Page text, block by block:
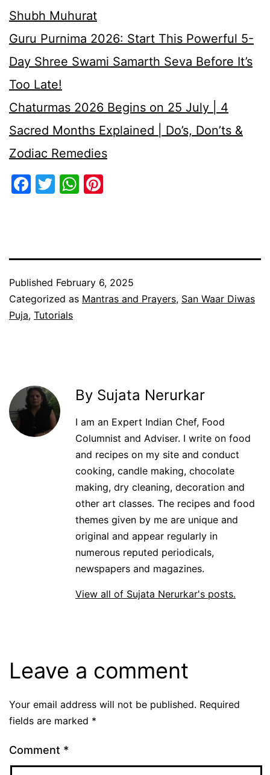
Shubh Muhurat
Guru Purnima 2026: Start This Powerful 5-
Day Shree Swami Samarth Seva Before It’s
Too Late!
Chaturmas 2026 Begins on 25 July | 4
Sacred Months Explained | Do’s, Don’ts &
Zodiac Remedies
Facebook
TwitterWhatsApp
Published February 6, 2025
Categorized as Mantras and Prayers, San Waar Diwas
Puja, Tutorials
By Sujata Nerurkar
I am an Expert Indian Chef, Food
Columnist and Adviser. I write on food
and recipes on my site and conduct
cooking, candle making, chocolate
making, dry cleaning, decoration and
other art classes. The recipes and food
themes given by me are unique and
original and appear regularly in
numerous reputed periodicals,
newspapers and magazines.
View all of Sujata Nerurkar's posts.
Leave a comment
Your email address will not be published. Required
fields are marked *
Comment *